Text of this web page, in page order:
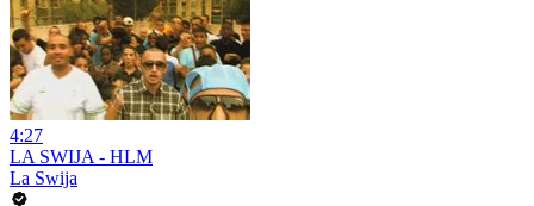
4:27
LA SWIJA - HLM
La Swija